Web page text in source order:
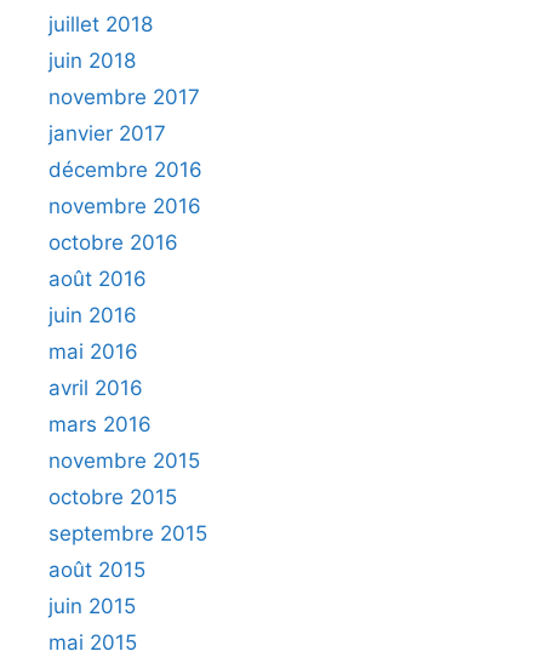
juillet 2018
juin 2018
novembre 2017
janvier 2017
décembre 2016
novembre 2016
octobre 2016
août 2016
juin 2016
mai 2016
avril 2016
mars 2016
novembre 2015
octobre 2015
septembre 2015
août 2015
juin 2015
mai 2015